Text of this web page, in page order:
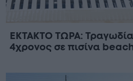
ΕΚΤΑΚΤΟ ΤΩΡΑ: Τραγωδία
4χρονος σε πισίνα